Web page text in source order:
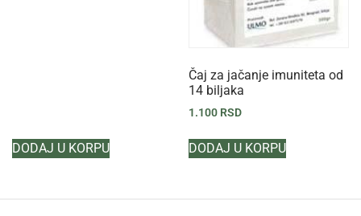
DODAJ U KORPU
Čaj za jačanje imuniteta od
14 biljaka
1.100 RSD
DODAJ U KORPU